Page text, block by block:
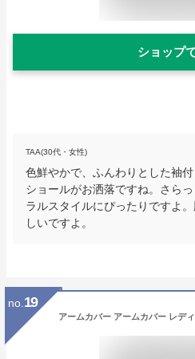
ショップ
TAA(30代・女性)
色鮮やかで、ふんわりとした袖
ショールがお洒落ですね。さら
ラルスタイルにぴったりですよ
しいですよ。
no. 19